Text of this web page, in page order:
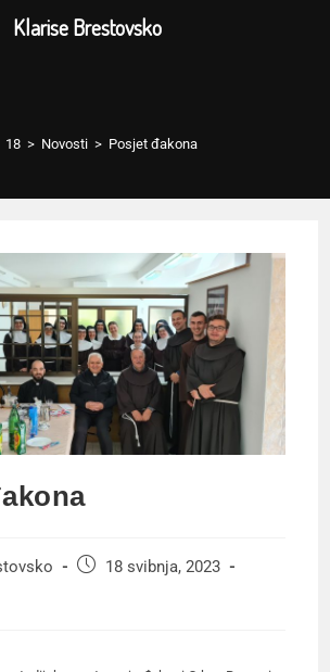
18 > Novosti > Posjet đakona
18 svibnja, 2023
Klarise Brestovsko